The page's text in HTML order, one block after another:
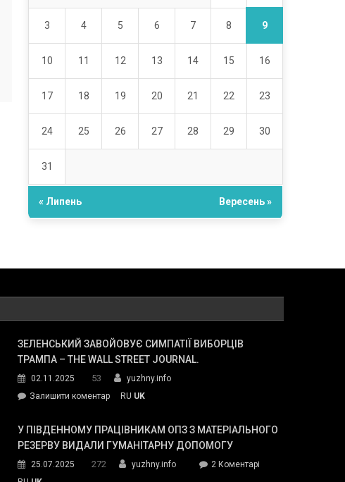
3 4 5 6 7 8 9
10 11 12 13 14 15 16
17 18 19 20 21 22 23
24 25 26 27 28 29 30
31
« Липень Вересень »
ЗЕЛЕНСЬКИЙ ЗАВОЙОВУЄ СИМПАТІЇ ВИБОРЦІВ
ТРАМПА – THE WALL STREET JOURNAL.
02.11.2025 53
yuzhny.info
Залишити коментарon
завойовує
симпатії
Трампа
RU UK
У ПІВДЕННОМУ ПРАЦІВНИКАМ ОПЗ З МАТЕРІАЛЬНОГО
РЕЗЕРВУ ВИДАЛИ ГУМАНІТАРНУ ДОПОМОГУ
25.07.2025 272 yuzhny.info 2 Коментарідо